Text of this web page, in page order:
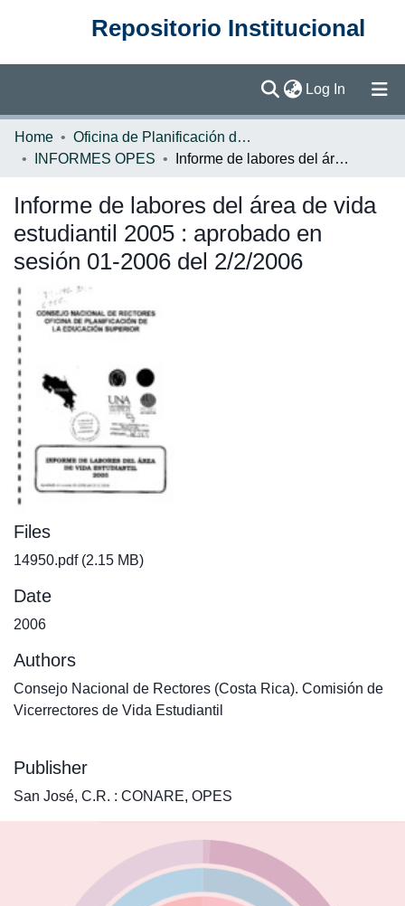
Repositorio Institucional
Log In (current)
Communities & Collections
Statistics
Home
Oficina de Planificación de la Educación Superior (OPES)
INFORMES OPES
Informe de labores del área de vida estudiantil 2005 : aprobado en sesión 01-2006 del 2/2/2006
Informe de labores del área de vida
estudiantil 2005 : aprobado en
sesión 01-2006 del 2/2/2006
Files
14950.pdf(2.15 MB)
Date
2006
Authors
Consejo Nacional de Rectores (Costa Rica). Comisión de
Vicerrectores de Vida Estudiantil
Publisher
San José, C.R. : CONARE, OPES